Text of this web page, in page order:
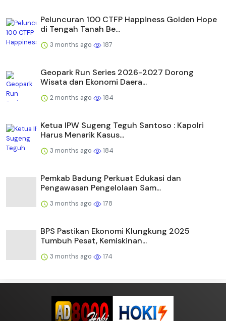
Peluncuran 100 CTFP Happiness Golden Hope
di Tengah Tanah Be...
3 months ago 187
Geopark Run Series 2026-2027 Dorong
Wisata dan Ekonomi Daera...
2 months ago 184
Ketua IPW Sugeng Teguh Santoso : Kapolri
Harus Menarik Kasus...
3 months ago 184
Pemkab Badung Perkuat Edukasi dan
Pengawasan Pengelolaan Sam...
3 months ago 178
BPS Pastikan Ekonomi Klungkung 2025
Tumbuh Pesat, Kemiskinan...
3 months ago 174